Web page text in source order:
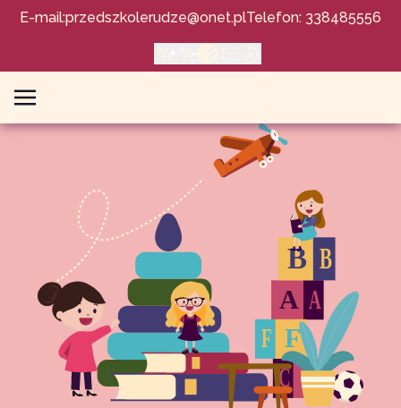
E-mail:przedszkolerudze@onet.plTelefon: 338485556